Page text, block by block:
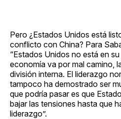
Pero ¿Estados Unidos está
conflicto con China? Para
“Estados Unidos no está en
economía va por mal camino,
división interna. El liderazgo
tampoco ha demostrado ser
que podría pasar es que
bajar las tensiones hasta que
liderazgo”.